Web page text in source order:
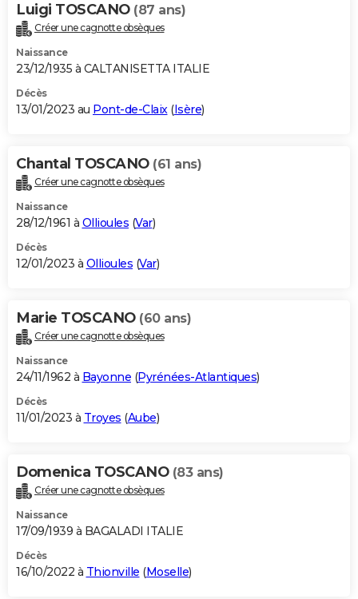
Luigi TOSCANO (87 ans)
Créer une cagnotte obsèques
Naissance
23/12/1935 à CALTANISETTA ITALIE
Décès
13/01/2023 au Pont-de-Claix(Isère)
Chantal TOSCANO (61 ans)
Créer une cagnotte obsèques
Naissance
28/12/1961 à Ollioules (Var)
Décès
12/01/2023 à Ollioules (Var)
Marie TOSCANO (60 ans)
Créer une cagnotte obsèques
Naissance
24/11/1962 à Bayonne (Pyrénées-Atlantiques)
Décès
11/01/2023 à Troyes (Aube)
Domenica TOSCANO (83 ans)
Créer une cagnotte obsèques
Naissance
17/09/1939 à BAGALADI ITALIE
Décès
16/10/2022 à Thionville (Moselle)